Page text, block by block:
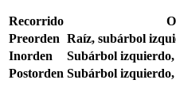
Recorrido
Preorden Raíz, subárbol
Inorden
Subárbol
Postorden Subárbol